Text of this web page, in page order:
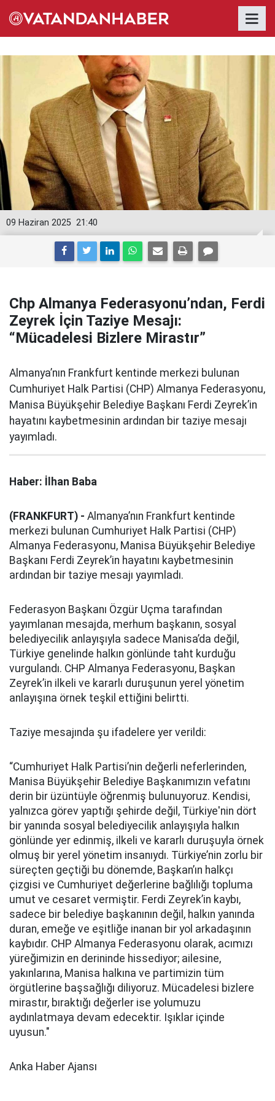
21:40
09 Haziran 2025
Chp Almanya Federasyonu’ndan, Ferdi
Zeyrek İçin Taziye Mesajı:
“Mücadelesi Bizlere Mirastır”
Almanya’nın Frankfurt kentinde merkezi bulunan
Cumhuriyet Halk Partisi (CHP) Almanya Federasyonu,
Manisa Büyükşehir Belediye Başkanı Ferdi Zeyrek’in
hayatını kaybetmesinin ardından bir taziye mesajı
yayımladı.
Haber: İlhan Baba
(FRANKFURT) - Almanya’nın Frankfurt kentinde
merkezi bulunan Cumhuriyet Halk Partisi (CHP)
Almanya Federasyonu, Manisa Büyükşehir Belediye
Başkanı Ferdi Zeyrek’in hayatını kaybetmesinin
ardından bir taziye mesajı yayımladı.
Federasyon Başkanı Özgür Uçma tarafından
yayımlanan mesajda, merhum başkanın, sosyal
belediyecilik anlayışıyla sadece Manisa’da değil,
Türkiye genelinde halkın gönlünde taht kurduğu
vurgulandı. CHP Almanya Federasyonu, Başkan
Zeyrek’in ilkeli ve kararlı duruşunun yerel yönetim
anlayışına örnek teşkil ettiğini belirtti.
Taziye mesajında şu ifadelere yer verildi:
“Cumhuriyet Halk Partisi’nin değerli neferlerinden,
Manisa Büyükşehir Belediye Başkanımızın vefatını
derin bir üzüntüyle öğrenmiş bulunuyoruz. Kendisi,
yalnızca görev yaptığı şehirde değil, Türkiye'nin dört
bir yanında sosyal belediyecilik anlayışıyla halkın
gönlünde yer edinmiş, ilkeli ve kararlı duruşuyla örnek
olmuş bir yerel yönetim insanıydı. Türkiye’nin zorlu bir
süreçten geçtiği bu dönemde, Başkan’ın halkçı
çizgisi ve Cumhuriyet değerlerine bağlılığı topluma
umut ve cesaret vermiştir. Ferdi Zeyrek’in kaybı,
sadece bir belediye başkanının değil, halkın yanında
duran, emeğe ve eşitliğe inanan bir yol arkadaşının
kaybıdır. CHP Almanya Federasyonu olarak, acımızı
yüreğimizin en derininde hissediyor; ailesine,
yakınlarına, Manisa halkına ve partimizin tüm
örgütlerine başsağlığı diliyoruz. Mücadelesi bizlere
mirastır, bıraktığı değerler ise yolumuzu
aydınlatmaya devam edecektir. Işıklar içinde
uyusun."
Anka Haber Ajansı